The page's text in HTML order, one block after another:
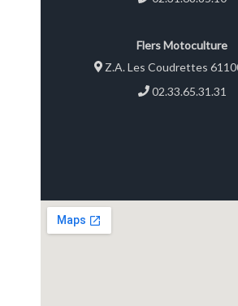
Flers Motoculture
Z.A. Les Coudrettes
02.33.65.31.31